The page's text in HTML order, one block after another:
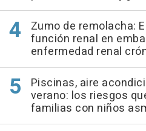
Zumo de remolacha:
función renal en
enfermedad renal
Piscinas, aire
verano: los riesgos
familias con niños